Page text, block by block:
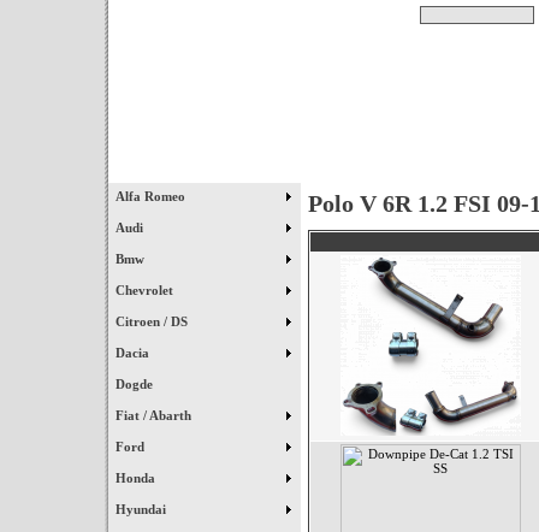
Alfa Romeo
Audi
Bmw
Chevrolet
Citroen / DS
Dacia
Dogde
Fiat / Abarth
Ford
Honda
Hyundai
Polo V 6R 1.2 FSI 09-